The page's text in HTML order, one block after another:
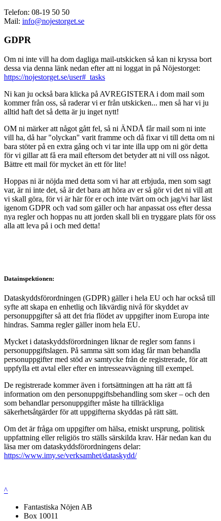
Telefon: 08-19 50 50
Mail: info@nojestorget.se
GDPR
Om ni inte vill ha dom dagliga mail-utskicken så kan ni kryssa bort
dessa via denna länk nedan efter att ni loggat in på Nöjestorget:
https://nojestorget.se/user#_tasks
Ni kan ju också bara klicka på AVREGISTERA i dom mail som
kommer från oss, så raderar vi er från utskicken... men så har vi ju
alltid haft det så detta är ju inget nytt!
OM ni märker att något gått fel, så ni ÄNDÅ får mail som ni inte
vill ha, då har "olyckan" varit framme och då fixar vi till detta om ni
bara stöter på en extra gång och vi tar inte illa upp om ni gör detta
för vi gillar att få era mail eftersom det betyder att ni vill oss något.
Bättre ett mail för mycket än ett för lite!
Hoppas ni är nöjda med detta som vi har att erbjuda, men som sagt
var, är ni inte det, så är det bara att höra av er så gör vi det ni vill att
vi skall göra, för vi är här för er och inte tvärt om och jag/vi har läst
igenom GDPR och vad som gäller och har anpassat oss efter dessa
nya regler och hoppas nu att jorden skall bli en tryggare plats för oss
alla att leva på i och med detta!
Datainspektionen:
Dataskyddsförordningen (GDPR) gäller i hela EU och har också till
syfte att skapa en enhetlig och likvärdig nivå för skyddet av
personuppgifter så att det fria flödet av uppgifter inom Europa inte
hindras. Samma regler gäller inom hela EU.
Mycket i dataskyddsförordningen liknar de regler som fanns i
personuppgiftslagen. På samma sätt som idag får man behandla
personuppgifter med stöd av samtycke från de registrerade, för att
uppfylla ett avtal eller efter en intresseavvägning till exempel.
De registrerade kommer även i fortsättningen att ha rätt att få
information om den personuppgiftsbehandling som sker – och den
som behandlar personuppgifter måste ha tillräckliga
säkerhetsåtgärder för att uppgifterna skyddas på rätt sätt.
Om det är fråga om uppgifter om hälsa, etniskt ursprung, politisk
uppfattning eller religiös tro ställs särskilda krav. Här nedan kan du
läsa mer om dataskyddsförordningens delar:
https://www.imy.se/verksamhet/dataskydd/
^
Fantastiska Nöjen AB
Box 10011